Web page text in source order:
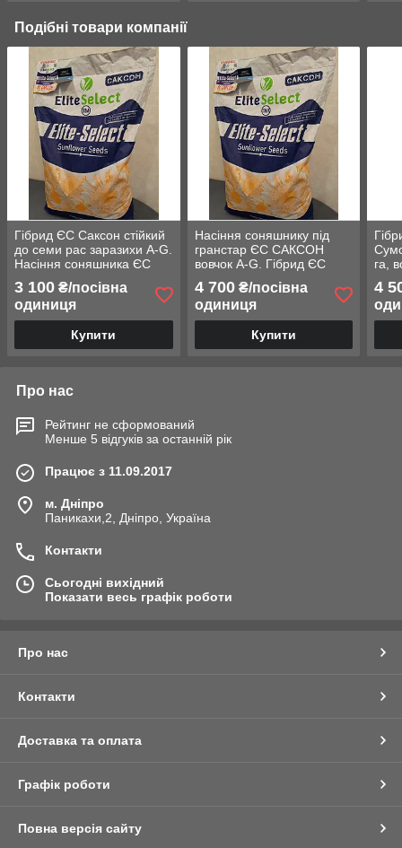
Подібні товари компанії
Гібрид ЄС Саксон стійкий
до семи рас заразихи A-G.
Насіння соняшника ЄС
Стандарт
3 100 ₴/посівна
одиниця
Купити
Насіння соняшнику під
гранстар ЄС САКСОН
вовчок A-G. Гібрид ЄС
4 700₴/посівна
одиниця
Купити
га,
4
Про нас
Рейтинг не сформований
Менше 5 відгуків за останній рік
Працює з 11.09.2017
м. Дніпро
Паникахи,2, Дніпро, Україна
Контакти
Сьогодні вихідний
Показати весь графік роботи
Про нас
Контакти
Доставка та оплата
Графік роботи
Повна версія сайту